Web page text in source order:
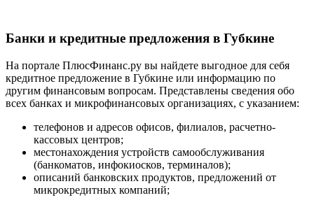
Банки и кредитные предложения в Губкине
На портале ПлюсФинанс.ру вы найдете выгодное для себя
кредитное предложение в Губкине или информацию по
другим финансовым вопросам. Представлены сведения обо
всех банках и микрофинансовых организациях, с указанием:
телефонов и адресов офисов, филиалов, расчетно-
кассовых центров;
местонахождения устройств самообслуживания
(банкоматов, инфокиосков, терминалов);
описаний банковских продуктов, предложений от
микрокредитных компаний;